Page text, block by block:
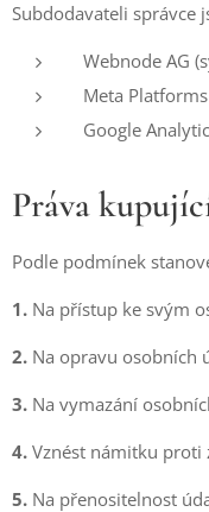
Subdodavateli správce
Webnode AG
Meta
Google
Práva
Podle podmínek
1. Na přístup ke svým
2. Na opravu osobních
3. Na vymazání
4. Vznést námitku proti
5. Na přenositelnost